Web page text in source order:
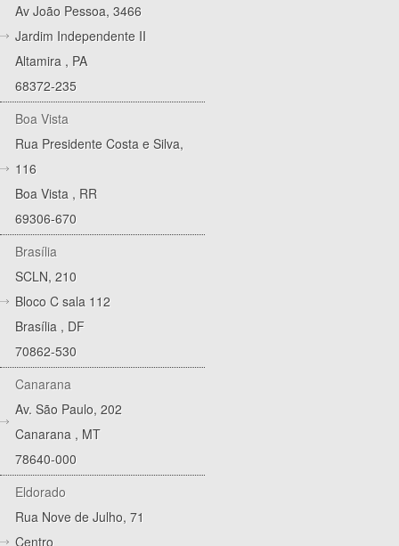
Av João Pessoa, 3466
Jardim Independente II
Altamira , PA
68372-235
Boa Vista
Rua Presidente Costa e Silva,
116
Boa Vista , RR
69306-670
Brasília
SCLN, 210
Bloco C sala 112
Brasília , DF
70862-530
Canarana
Av. São Paulo, 202
Canarana , MT
78640-000
Eldorado
Rua Nove de Julho, 71
Centro